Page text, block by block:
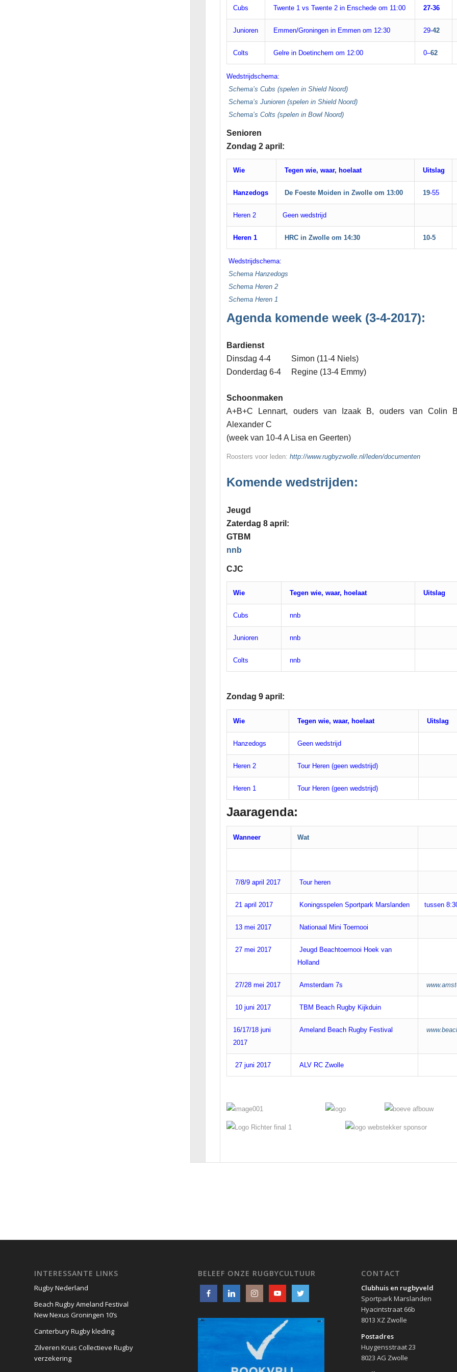
Cubs Twente 1 vs Twente 2 in Enschede om 11:00 27-36
Junioren Emmen/Groningen in Emmen om 12:30 29-42
Colts Gelre in Doetinchem om 12:00 0–62
Wedstrijdschema:
Schema’s Cubs (spelen in Shield Noord)
Schema’s Junioren (spelen in Shield Noord)
Schema’s Colts (spelen in Bowl Noord)
Senioren
Zondag 2 april:
Wie Tegen wie, waar, hoelaat Uitslag
Hanzedogs De Foeste Moiden in Zwolle om 13:00 19-55
Heren 2 Geen wedstrijd
Heren 1 HRC in Zwolle om 14:30 10-5
Wedstrijdschema:
Schema Hanzedogs
Schema Heren 2
Schema Heren 1
Agenda komende week (3-4-2017):
Bardienst
Dinsdag 4-4 Simon (11-4 Niels)
Donderdag 6-4 Regine (13-4 Emmy)
Schoonmaken
A+B+C Lennart, ouders van Izaak B, ouders van Colin
Alexander C
(week van 10-4 A Lisa en Geerten)
Roosters voor leden: http://www.rugbyzwolle.nl/leden/documenten
Komende wedstrijden:
Jeugd
Zaterdag 8 april:
GTBM
nnb
CJC
Wie Tegen wie, waar, hoelaat Uitslag
Cubs nnb
Junioren nnb
Colts nnb
Zondag 9 april:
Wie Tegen wie, waar, hoelaat Uitslag
Hanzedogs Geen wedstrijd
Heren 2 Tour Heren (geen wedstrijd)
Heren 1 Tour Heren (geen wedstrijd)
Jaaragenda:
Wanneer Wat
7/8/9 april 2017 Tour heren
21 april 2017 Koningsspelen Sportpark Marslanden tussen
13 mei 2017 Nationaal Mini Toernooi
27 mei 2017
Jeugd Beachtoernooi Hoek van
Holland
27/28 mei 2017 Amsterdam 7s
10 juni 2017 TBM Beach Rugby Kijkduin
16/17/18 juni
2017
Ameland Beach Rugby Festival
27 juni 2017 ALV RC Zwolle
INTERESSANTE LINKS
Rugby Nederland
Beach Rugby Ameland Festival
New Nexus Groningen 10’s
Canterbury Rugby kleding
Zilveren Kruis Collectieve Rugby
verzekering
BELEEF ONZE RUGBYCULTUUR CONTACT
Clubhuis en rugbyveld
Sportpark Marslanden
Hyacintstraat 66b
8013 XZ Zwolle
Postadres
Huygensstraat 23
8023 AG Zwolle